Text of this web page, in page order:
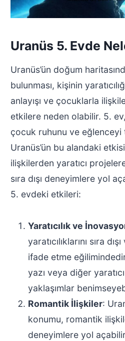
Uranüs 5. Evde
Uranüs’ün doğum
bulunması, kişinin
anlayışı ve çocuklarla
etkilere neden olabilir. 5.
çocuk ruhunu ve eğlenceyi
Uranüs’ün bu alandaki
ilişkilerden yaratıcı
sıra dışı deneyimlere yol
5. evdeki etkileri:
Yaratıcılık ve
yaratıcılıklarını sıra
ifade etme
yazı veya diğer
yaklaşımlar
Romantik İlişkiler:
konumu, romantik
deneyimlere yol